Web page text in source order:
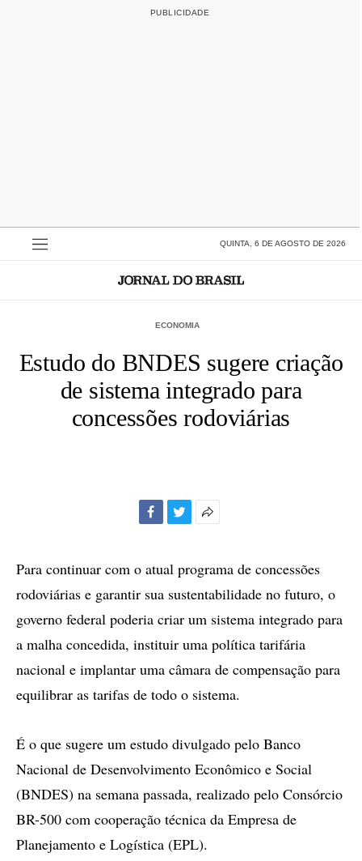
QUINTA, 6 DE AGOSTO DE 2026
ECONOMIA
Estudo do BNDES sugere criação
de sistema integrado para
concessões rodoviárias
compartilhamento
Para continuar com o atual programa de concessões
rodoviárias e garantir sua sustentabilidade no futuro, o
governo federal poderia criar um sistema integrado para
a malha concedida, instituir uma política tarifária
nacional e implantar uma câmara de compensação para
equilibrar as tarifas de todo o sistema.
É o que sugere um estudo divulgado pelo Banco
Nacional de Desenvolvimento Econômico e Social
(BNDES) na semana passada, realizado pelo Consórcio
BR-500 com cooperação técnica da Empresa de
Planejamento e Logística (EPL).